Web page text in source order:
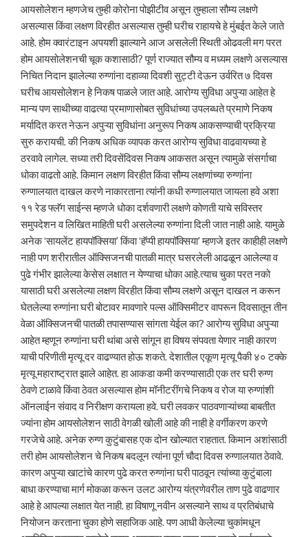
आयसोलेशन म्हणजेच तुम्ही कोरोना पोझीटीव असून तुम्हाला सौम्य लक्षणे
असल्यास किंवा लक्षण विरहीत असल्यास तुम्ही घरीच राहायचे हे मुंबईत केले जाते
आहे. होम क्वारंटाइन अपयशी झाल्याने आज असलेली स्थिती ओढवली मग परत
होम आयसोलेशनची चूक कशासाठी? पूर्ण राज्यात सौम्य व मध्यम लक्षणे असल्यास
निचित निदान झालेल्या रुग्णांना दहाव्या दिवशी सुट्टी देऊन उर्वरित ७ दिवस
घरीच आयसोलेशन हे निकष पाळले जात आहे. आरोग्य सुविधा अपुऱ्या आहेत हे
मान्य पण साथीच्या वाढत्या प्रमाणासोबत सुविधांच्या उपलब्धते प्रमाणे निकष
मर्यादित करत नेऊन अपुऱ्या सुविधांना अनुरूप निकष आकसण्याची प्रक्रिया
सुरु करायची. की निकष अधिक व्यापक करत आरोग्य सुविधा वाढवायच्या हे
ठरवावे लागेल. सध्या तरी दिवसेंदिवस निकष आकसत असून त्यामुळे संसर्गाचा
धोका वाढतो आहे. किमान लक्षण विरहीत किंवा सौम्य लक्षणांच्या रुग्णांना
रुग्णालयात दाखल करणे नाकारताना त्यांनी कधी रुग्णालयात जायला हवे अशा
११ रेड फ्लॅग साईन्स म्हणजे धोका दर्शवणारी लक्षणे कोणती याचे सविस्तर
समुपदेशन व लिखित माहिती घरी असलेल्या रुग्णांना दिली जात नाही आहे. यामुळे
अनेक ‘सायलेंट हायपॉक्सिया’ किंवा ‘हॅप्पी हायपॉक्सिया’ म्हणजे इतर काहीही लक्षणे
नाही पण शरीरातील ऑक्सिजनची पातळी मात्र घसरलेली आढळून आलेल्या व
पुढे गंभीर झालेल्या केसेस लक्षात न येण्याचा धोका आहे.त्याच चुका परत नको
यासाठी घरी असलेल्या लक्षण विरहीत किंवा सौम्य लक्षणे असून दाखल न करून
घेतलेल्या रुग्णांना घरी बोटावर मावणारे पल्स ऑक्सिमीटर वापरून दिवसातून तीन
वेळा ऑक्सिजनची पातळी तपासण्यास सांगता येईल का? आरोग्य सुविधा अपुऱ्या
आहेत म्हणून रुग्णांना घरी थांबा असे सांगून हा विषय संपवता येणार नाही कारण
याची परिणीती मृत्यू दर वाढण्यात होऊ शकते. देशातील एकूण मृत्यू पैकी ४० टक्के
मृत्यू महाराष्ट्रात झाले आहेत. हा आकडा कमी करण्यासाठी एक तर घरी रुग्ण
ठेवणे टाळावे किंवा ठेवत असल्यास होम मॉनीटरींगचे निकष व रोज या रुग्णांशी
ऑनलाईन संवाद व निरीक्षण करायला हवे. घरी लवकर पाठवणाऱ्यांच्या बाबतीत
ज्यांना होम आयसोलेशन साठी वेगळी खोली आहे की नाही हे वर्गीकरण करणे
गरजेचे आहे. अनेक रुग्ण कुटुंबासह एक दोन खोल्यात राहतात. किमान अशांसाठी
तरी होम आयसोलेशन चे निकष बदलून त्यांना पूर्ण चौदा दिवस रुग्णालयात ठेवावे.
कारण अपुऱ्या खाटांचे कारण पुढे करत रुग्णांना घरी पाठवून त्यांच्या कुटुंबाला
बाधा करण्याचा मार्ग मोकळा करून उलट आरोग्य यंत्रणेवरील ताण पुढे वाढणार
आहे हे आपल्या लक्षात येत नाही. हा विषाणू नवीन असल्याने साथ व प्रतिबंधाचे
नियोजन करताना चुका होणे सहाजिक आहे. पण आधी केलेल्या चुकांमधून